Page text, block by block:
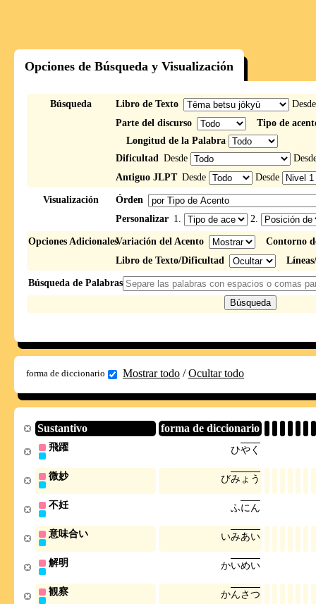
Opciones de Búsqueda y Visualización
Búsqueda Libro de Texto
Parte del discurso
Tipo de
Longitud de la Palabra
Dificultad Desde
Antiguo JLPT Desde Desde
Visualización
Órden
Personalizar 1. 2.
Opciones AdicionalesVariación del Acento
Contorno
Libro de Texto/Dificultad
Búsqueda de Palabras
forma de diccionario Mostrar todo /Ocultar todo
Sustantivo forma de diccionario
飛躍 ひやく
微妙 びみ ょ う
不妊 ふに ん
意味合い いみあい
解明 かいめい
観察 かんさつ